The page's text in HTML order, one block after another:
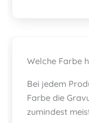
Welche Farbe
Bei jedem
Farbe die
zumindest